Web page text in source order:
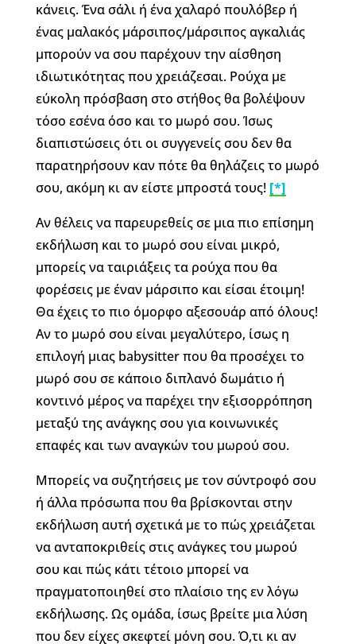
κάνεις. Ένα σάλι ή ένα χαλαρό πουλόβερ ή
ένας μαλακός μάρσιπος/μάρσιπος αγκαλιάς
μπορούν να σου παρέχουν την αίσθηση
ιδιωτικότητας που χρειάζεσαι. Ρούχα με
εύκολη πρόσβαση στο στήθος θα βολέψουν
τόσο εσένα όσο και το μωρό σου. Ίσως
διαπιστώσεις ότι οι συγγενείς σου δεν θα
παρατηρήσουν καν πότε θα θηλάζεις το μωρό
σου, ακόμη κι αν είστε μπροστά τους! [*]
Αν θέλεις να παρευρεθείς σε μια πιο επίσημη
εκδήλωση και το μωρό σου είναι μικρό,
μπορείς να ταιριάξεις τα ρούχα που θα
φορέσεις με έναν μάρσιπο και είσαι έτοιμη!
Θα έχεις το πιο όμορφο αξεσουάρ από όλους!
Αν το μωρό σου είναι μεγαλύτερο, ίσως η
επιλογή μιας babysitter που θα προσέχει το
μωρό σου σε κάποιο διπλανό δωμάτιο ή
κοντινό μέρος να παρέχει την εξισορρόπηση
μεταξύ της ανάγκης σου για κοινωνικές
επαφές και των αναγκών του μωρού σου.
Μπορείς να συζητήσεις με τον σύντροφό σου
ή άλλα πρόσωπα που θα βρίσκονται στην
εκδήλωση αυτή σχετικά με το πώς χρειάζεται
να ανταποκριθείς στις ανάγκες του μωρού
σου και πώς κάτι τέτοιο μπορεί να
πραγματοποιηθεί στο πλαίσιο της εν λόγω
εκδήλωσης. Ως ομάδα, ίσως βρείτε μια λύση
που δεν είχες σκεφτεί μόνη σου. Ό,τι κι αν